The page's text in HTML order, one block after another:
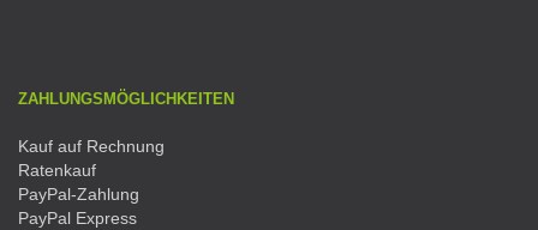
ZAHLUNGSMÖGLICHKEITEN
Kauf auf Rechnung
Ratenkauf
PayPal-Zahlung
PayPal Express